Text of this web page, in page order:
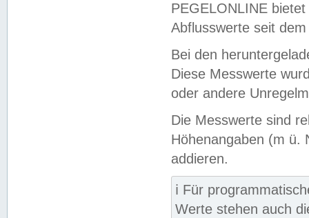
PEGELONLINE
Abflusswerte seit
Bei den
Diese Messwerte
oder andere
Die Messwerte sind
Höhenangaben (m ü.
addieren.
ℹ️ Für
Werte stehen auch